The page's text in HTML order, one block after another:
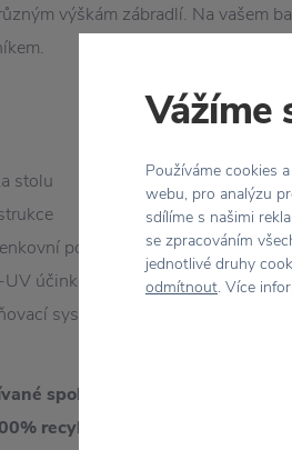
výškám zábradlí. Na vašem
stolu
použití
účinkem
systém
společností Fermob
recyklovatelné s nulovým
Vážíme
Používáme cookies
webu, pro analýzu
sdílíme s našimi
se zpracováním
jednotlivé druhy
odmítnout. Více